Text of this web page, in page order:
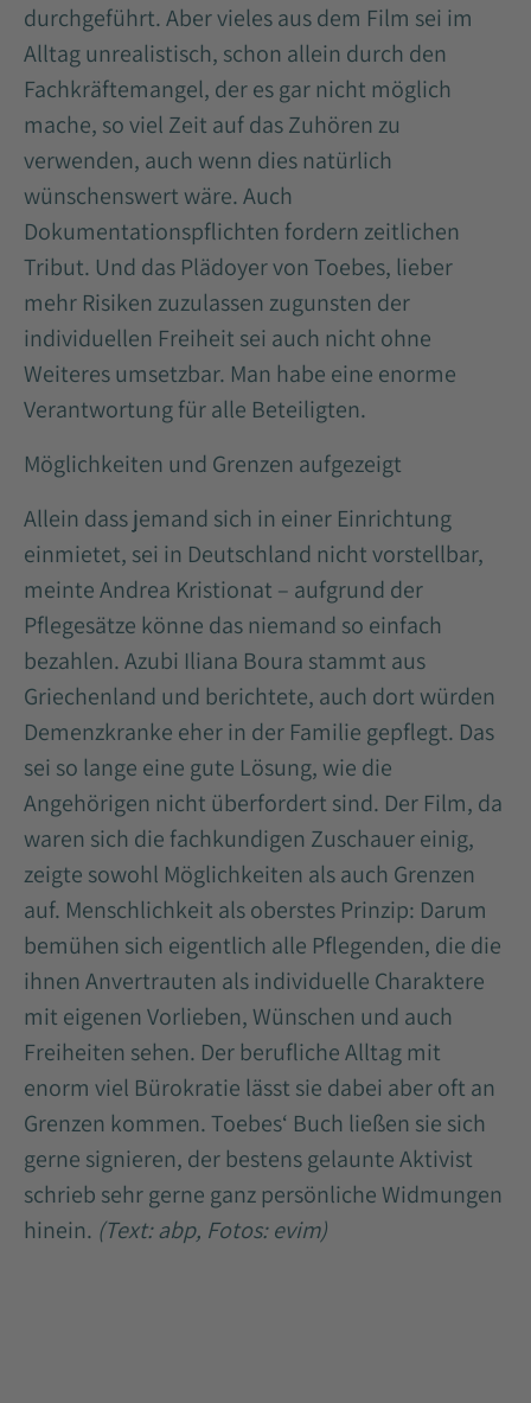
durchgeführt. Aber vieles aus dem Film sei im
Alltag unrealistisch, schon allein durch den
Fachkräftemangel, der es gar nicht möglich
mache, so viel Zeit auf das Zuhören zu
verwenden, auch wenn dies natürlich
wünschenswert wäre. Auch
Dokumentationspflichten fordern zeitlichen
Tribut. Und das Plädoyer von Toebes, lieber
mehr Risiken zuzulassen zugunsten der
individuellen Freiheit sei auch nicht ohne
Weiteres umsetzbar. Man habe eine enorme
Verantwortung für alle Beteiligten.
Möglichkeiten und Grenzen aufgezeigt
Allein dass jemand sich in einer Einrichtung
einmietet, sei in Deutschland nicht vorstellbar,
meinte Andrea Kristionat – aufgrund der
Pflegesätze könne das niemand so einfach
bezahlen. Azubi Iliana Boura stammt aus
Griechenland und berichtete, auch dort würden
Demenzkranke eher in der Familie gepflegt. Das
sei so lange eine gute Lösung, wie die
Angehörigen nicht überfordert sind. Der Film, da
waren sich die fachkundigen Zuschauer einig,
zeigte sowohl Möglichkeiten als auch Grenzen
auf. Menschlichkeit als oberstes Prinzip: Darum
bemühen sich eigentlich alle Pflegenden, die die
ihnen Anvertrauten als individuelle Charaktere
mit eigenen Vorlieben, Wünschen und auch
Freiheiten sehen. Der berufliche Alltag mit
enorm viel Bürokratie lässt sie dabei aber oft an
Grenzen kommen. Toebes‘ Buch ließen sie sich
gerne signieren, der bestens gelaunte Aktivist
schrieb sehr gerne ganz persönliche Widmungen
hinein. (Text: abp, Fotos: evim)